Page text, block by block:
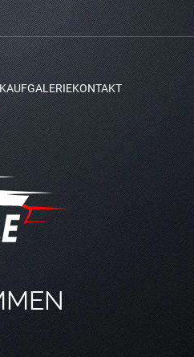
GALERIEKONTAKT